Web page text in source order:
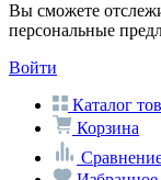
Вы сможете
персональные
Войти
Каталог
Корзина